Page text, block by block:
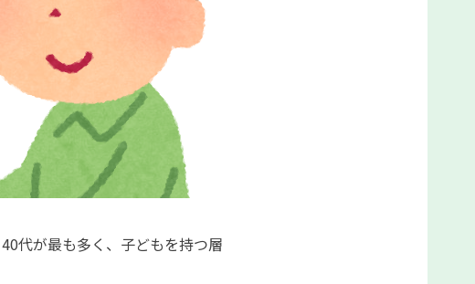
代が最も多く、子どもを持つ層